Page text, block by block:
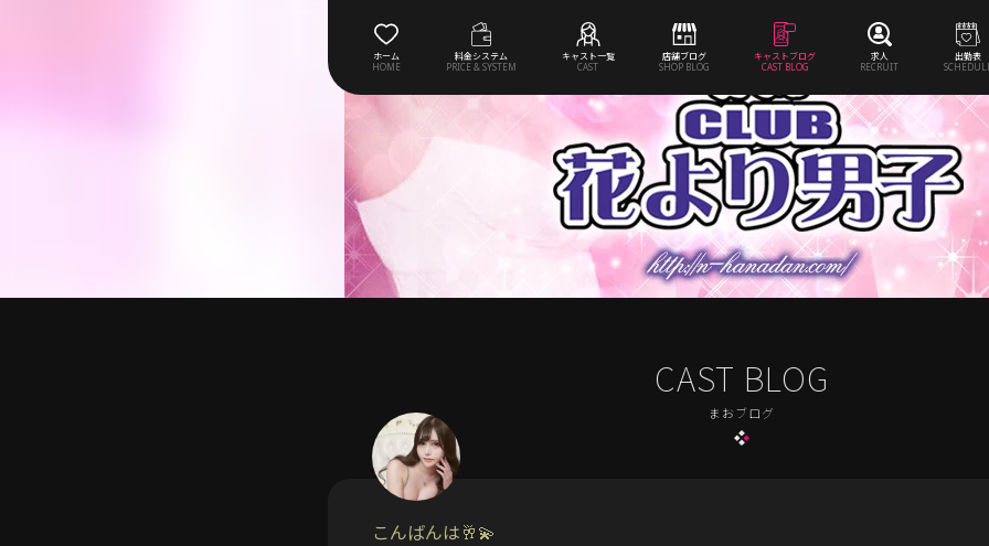
ホーム
HOME
料金システム
PRICE & SYSTEM
キャスト一覧
CAST
店舗ブログ
SHOP BLOG
キャストブログ
CAST BLOG
求人
RECRUIT
出勤表
CAST BLOG
まおブログ
こんばんは🥂💫